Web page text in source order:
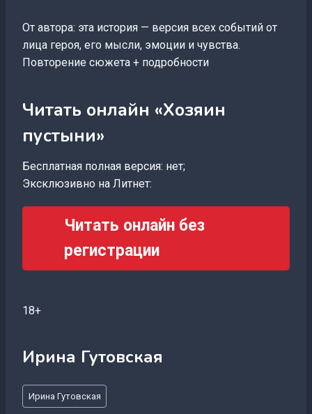
От автора: эта история — версия всех событий от
лица героя, его мысли, эмоции и чувства.
Повторение сюжета + подробности
Читать онлайн «Хозяин
пустыни»
Бесплатная полная версия: нет;
Эксклюзивно на Литнет:
Читать онлайн без
регистрации
18+
Ирина Гутовская
Метки
записи:
Ирина Гутовская